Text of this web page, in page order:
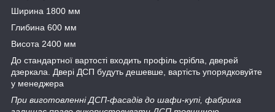
Ширина 1800 мм
Глибина 600 мм
Висота 2400 мм
До стандартної вартості входить профіль срібла, дверей
дзеркала. Двері ДСП будуть дешевше, вартість упорядковуйте
у менеджера
При виготовленні ДСП-фасадів до шафи-купі, фабрика